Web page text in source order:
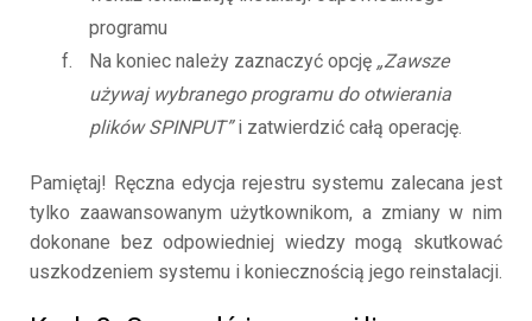
programu
Na koniec należy zaznaczyć opcję „Zawsze
używaj wybranego programu do otwierania
plików SPINPUT”i zatwierdzić całą operację.
Pamiętaj! Ręczna edycja rejestru systemu zalecana jest
tylko zaawansowanym użytkownikom, a zmiany w nim
dokonane bez odpowiedniej wiedzy mogą skutkować
uszkodzeniem systemu i koniecznością jego reinstalacji.